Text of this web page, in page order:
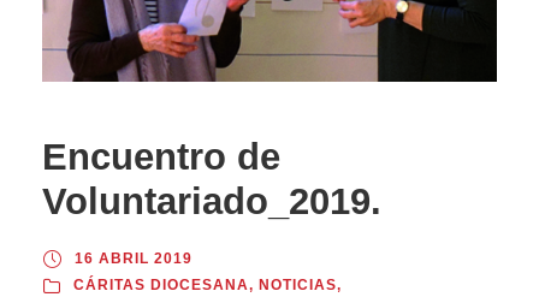
Encuentro de
Voluntariado_2019.
16 ABRIL 2019
CÁRITAS DIOCESANA, NOTICIAS,